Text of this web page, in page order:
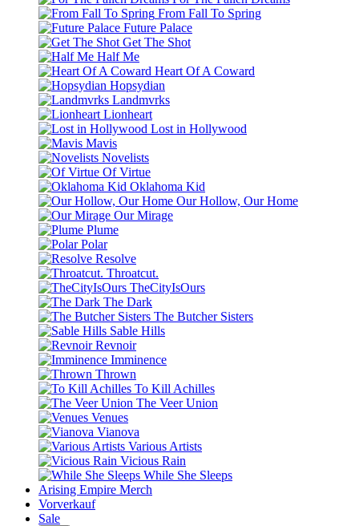
From Fall To Spring
Future Palace
Get The Shot
Half Me
Heart Of A Coward
Hopsydian
Landmvrks
Lionheart
Lost in Hollywood
Mavis
Novelists
Of Virtue
Oklahoma Kid
Our Hollow, Our Home
Our Mirage
Plume
Polar
Resolve
Throatcut.
TheCityIsOurs
The Dark
The Butcher Sisters
Sable Hills
Revnoir
Imminence
Thrown
To Kill Achilles
The Veer Union
Venues
Vianova
Various Artists
Vicious Rain
While She Sleeps
Arising Empire Merch
Vorverkauf
Sale